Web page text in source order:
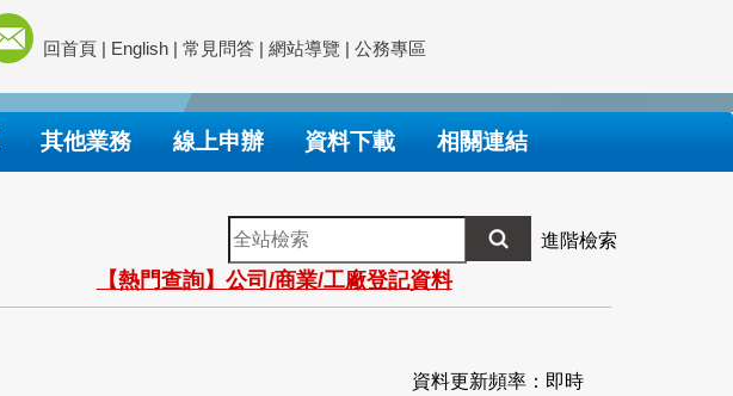
回首頁 | English | 常見問答 | 網站導覽 | 公務專區
其他業務 線上申辦 資料下載 相關連結
全
站
檢
索
進階檢索
【熱門查詢】公司/商業/工廠登記資料
資料更新頻率：即時